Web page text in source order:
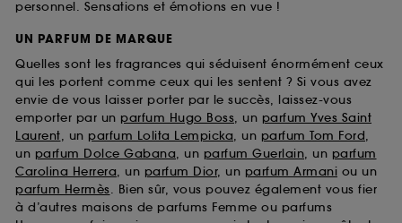
personnel. Sensations et émotions en vue !
UN PARFUM DE MARQUE
Quelles sont les fragrances qui séduisent énormément ceux
qui les portent comme ceux qui les sentent ? Si vous avez
envie de vous laisser porter par le succès, laissez-vous
emporter par un parfum Hugo Boss, un parfum Yves Saint
Laurent, un parfum Lolita Lempicka, un parfum Tom Ford,
un parfum Dolce Gabana, un parfum Guerlain, un parfum
Carolina Herrera, un parfum Dior, un parfum Armani ou un
parfum Hermès. Bien sûr, vous pouvez également vous fier
à d’autres maisons de parfums Femme ou parfums